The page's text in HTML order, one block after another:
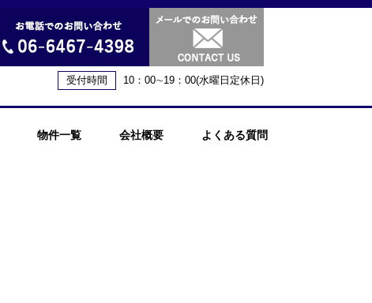
受付時間 10：00∼19：00(水曜日定休日)
物件一覧 会社概要 よくある質問